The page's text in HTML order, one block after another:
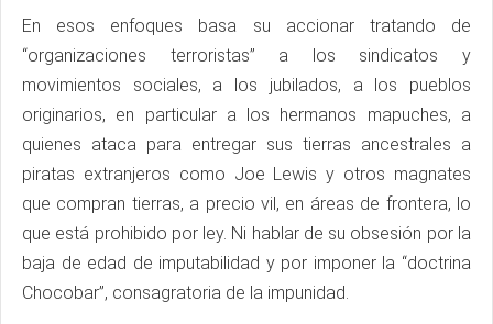
En esos enfoques basa su accionar tratando de
“organizaciones terroristas” a los sindicatos y
movimientos sociales, a los jubilados, a los pueblos
originarios, en particular a los hermanos mapuches, a
quienes ataca para entregar sus tierras ancestrales a
piratas extranjeros como Joe Lewis y otros magnates
que compran tierras, a precio vil, en áreas de frontera, lo
que está prohibido por ley. Ni hablar de su obsesión por la
baja de edad de imputabilidad y por imponer la “doctrina
Chocobar”, consagratoria de la impunidad.